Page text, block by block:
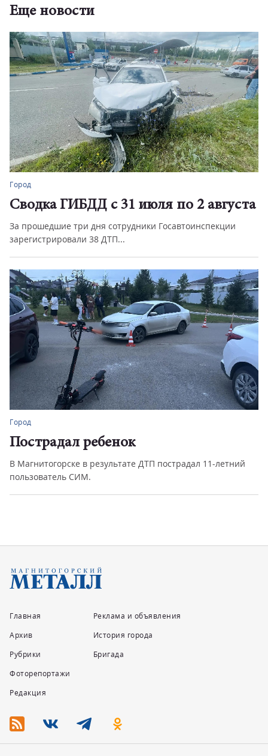
Еще новости
Город
Сводка ГИБДД с 31 июля по 2 августа
За прошедшие три дня сотрудники Госавтоинспекции
зарегистрировали 38 ДТП...
Город
Пострадал ребенок
В Магнитогорске в результате ДТП пострадал 11-летний
пользователь СИМ.
Главная
Архив
Рубрики
Фоторепортажи
Редакция
Реклама и объявления
История города
Бригада